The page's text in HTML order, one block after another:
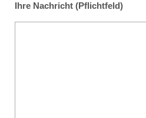
Ihre Nachricht (Pflichtfeld)